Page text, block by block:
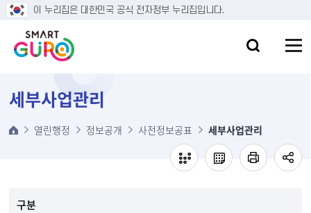
본문 바로가기
이 누리집은 대한민국 공식 전자정부 누리집입니다.
세부사업관리
열린행정 정보공개 사전정보공표 세부사업관리
구분